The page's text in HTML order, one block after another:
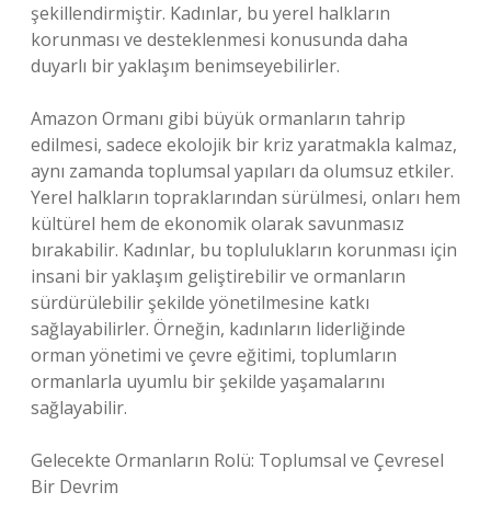
şekillendirmiştir. Kadınlar, bu yerel halkların
korunması ve desteklenmesi konusunda daha
duyarlı bir yaklaşım benimseyebilirler.
Amazon Ormanı gibi büyük ormanların tahrip
edilmesi, sadece ekolojik bir kriz yaratmakla kalmaz,
aynı zamanda toplumsal yapıları da olumsuz etkiler.
Yerel halkların topraklarından sürülmesi, onları hem
kültürel hem de ekonomik olarak savunmasız
bırakabilir. Kadınlar, bu toplulukların korunması için
insani bir yaklaşım geliştirebilir ve ormanların
sürdürülebilir şekilde yönetilmesine katkı
sağlayabilirler. Örneğin, kadınların liderliğinde
orman yönetimi ve çevre eğitimi, toplumların
ormanlarla uyumlu bir şekilde yaşamalarını
sağlayabilir.
Gelecekte Ormanların Rolü: Toplumsal ve Çevresel
Bir Devrim